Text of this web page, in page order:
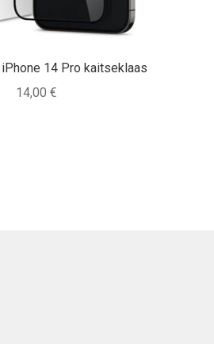
14 Pro kaitseklaas
14,00 €